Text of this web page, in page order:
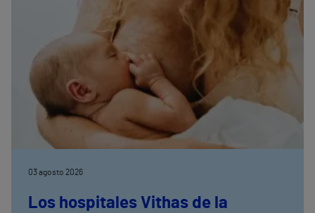
03 agosto 2026
Los hospitales Vithas de la